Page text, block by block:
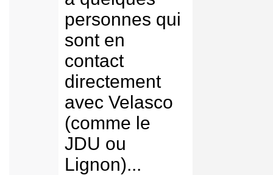
personnes qui
sont en
contact
directement
avec Velasco
(comme le
JDU ou
Lignon)...